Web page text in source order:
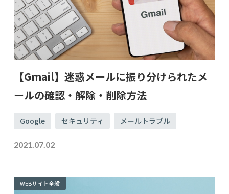
【Gmail】迷惑メールに振り分けられたメ
ールの確認・解除・削除方法
Google セキュリティ メールトラブル
2021.07.02
WEBサイト全般